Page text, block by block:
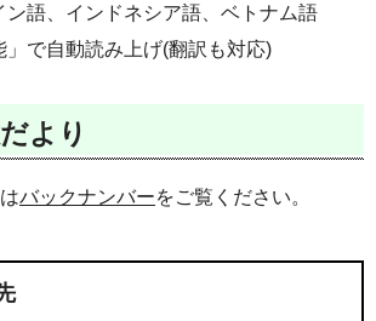
ン語、インドネシア語、ベトナム語
」で自動読み上げ(翻訳も対応)
より
バックナンバーをご覧ください。